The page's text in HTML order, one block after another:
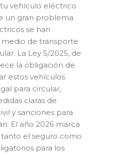
vehículo eléctrico
un gran problema
se han
de transporte
La Ley 5/2025, de
la obligación de
estos vehículos
para circular,
claras de
y sanciones para
El año 2026 marca
el seguro como
para los